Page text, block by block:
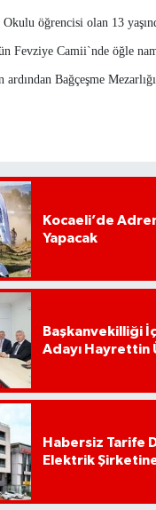
öğrencisi olan 13
Fevziye Camii`nde öğle
ardından Bağçeşme
Kocaeli’de
Yapacak
Başkanvekilliği
Adayı Hayrettin
Habersiz Tarife
Elektrik